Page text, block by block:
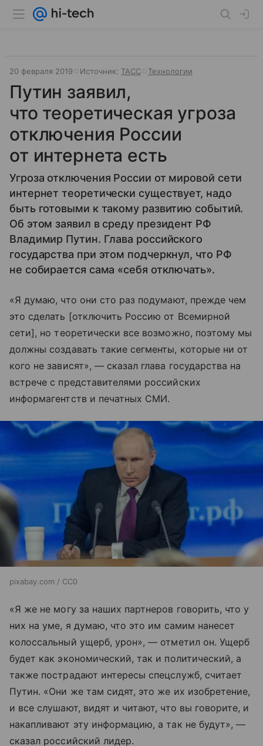
20 февраля 2019 Источник: ТАСС Технологии
Путин заявил,
что теоретическая угроза
отключения России
от интернета есть
Угроза отключения России от мировой сети
интернет теоретически существует, надо
быть готовыми к такому развитию событий.
Об этом заявил в среду президент РФ
Владимир Путин. Глава российского
государства при этом подчеркнул, что РФ
не собирается сама «себя отключать».
«Я думаю, что они сто раз подумают, прежде чем
это сделать [отключить Россию от Всемирной
сети], но теоретически все возможно, поэтому мы
должны создавать такие сегменты, которые ни от
кого не зависят», — сказал глава государства на
встрече с представителями российских
информагентств и печатных СМИ.
pixabay.com / CC0
«Я же не могу за наших партнеров говорить, что у
них на уме, я думаю, что это им самим нанесет
колоссальный ущерб, урон», — отметил он. Ущерб
будет как экономический, так и политический, а
также пострадают интересы спецслужб, считает
Путин. «Они же там сидят, это же их изобретение,
и все слушают, видят и читают, что вы говорите, и
накапливают эту информацию, а так не будут», —
сказал российский лидер.